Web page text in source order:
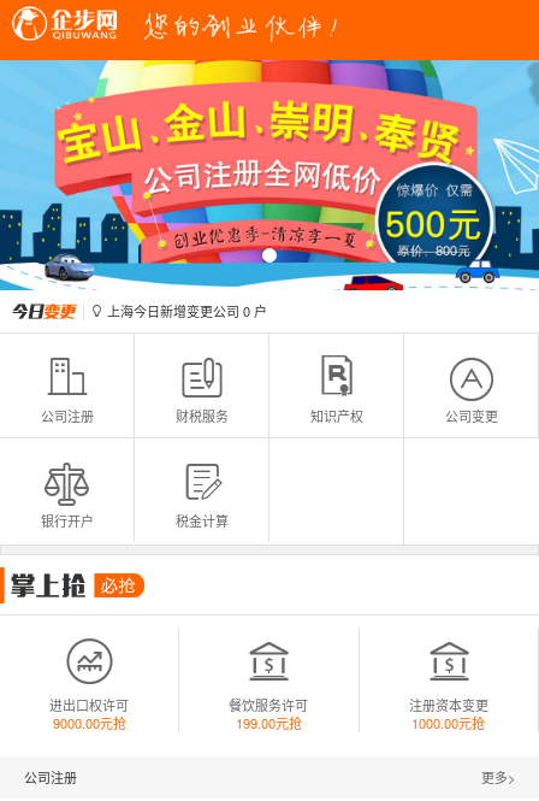
上海今日新增变更公司
 上海今日新增注册公司0
 上海今日新增变更公司 0 户
上海今日新增注册公司0户

公司注册

财税服务

知识产权

公司变更

银行开户

税金计算

进出口权许可
9000.00元抢

餐饮服务许可
199.00元抢

注册资本变更
1000.00元抢
公司注册 更多>